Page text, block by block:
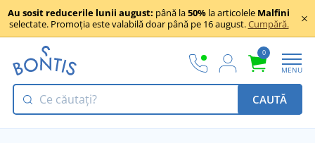
Au sosit reducerile lunii august: până la50% la articolele Malfini
selectate. Promoția este valabilă doar până pe 16 august.Cumpără.
0
MENU
CAUTĂ